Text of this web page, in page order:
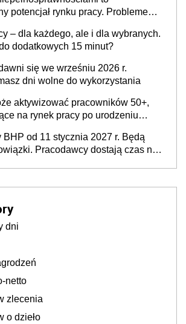
potencjał rynku pracy. Problemem
po stronie systemu i
[WYWIAD]
– dla każdego, ale i dla wybranych.
dodatkowych 15 minut?
się we wrześniu 2026 r.
dni wolne do wykorzystania
aktywizować pracowników 50+,
na rynek pracy po urodzeniu
Powstanie Fundusz na rzecz
Zatrudnianiu?
BHP od 11 stycznia 2027 r. Będą
Pracodawcy dostają czas na
dni
netto
zlecenia
o dzieło